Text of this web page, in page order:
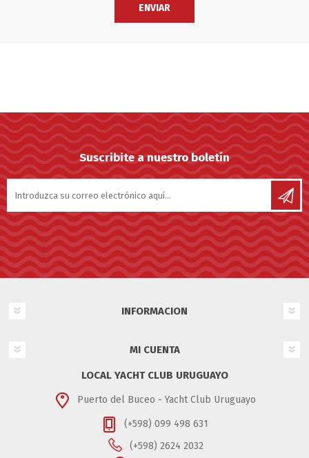
Suscribite a nuestro boletín
INFORMACION
MI CUENTA
LOCAL YACHT CLUB URUGUAYO
Puerto del Buceo - Yacht Club Uruguayo
(+598) 099 498 631
(+598) 2624 2032